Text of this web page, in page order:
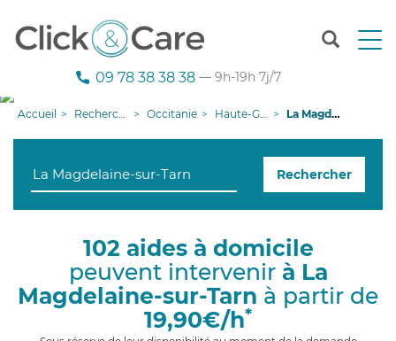
T
n
g
n
09 78 38 38 38 — 9h-19h 7j/7
Accueil Recherche aide à domicile Occitanie Haute-Garonne La Magdelaine-sur-Tarn
Rechercher
102 aides à domicile
peuvent intervenir à La
Magdelaine-sur-Tarn à partir de
19,90€/h*